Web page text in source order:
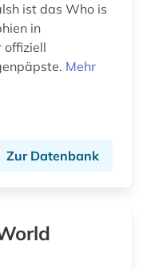
ist das Who is
in
offiziell
Mehr
Zur Datenbank